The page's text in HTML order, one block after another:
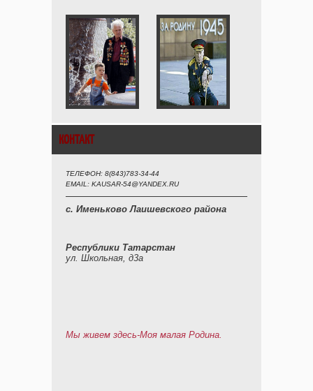
КОНТАКТ
ТЕЛЕФОН: 8(843)783-34-44
EMAIL: KAUSAR-54@YANDEX.RU
с. Именьково Лаишевского района
Республики Татарстан
ул. Школьная, д3а
Мы живем здесь-Моя малая Родина.